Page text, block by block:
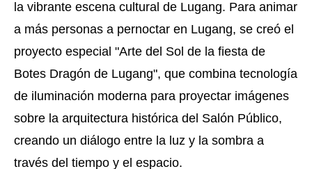
la vibrante escena cultural de Lugang. Para animar
a más personas a pernoctar en Lugang, se creó el
proyecto especial "Arte del Sol de la fiesta de
Botes Dragón de Lugang", que combina tecnología
de iluminación moderna para proyectar imágenes
sobre la arquitectura histórica del Salón Público,
creando un diálogo entre la luz y la sombra a
través del tiempo y el espacio.